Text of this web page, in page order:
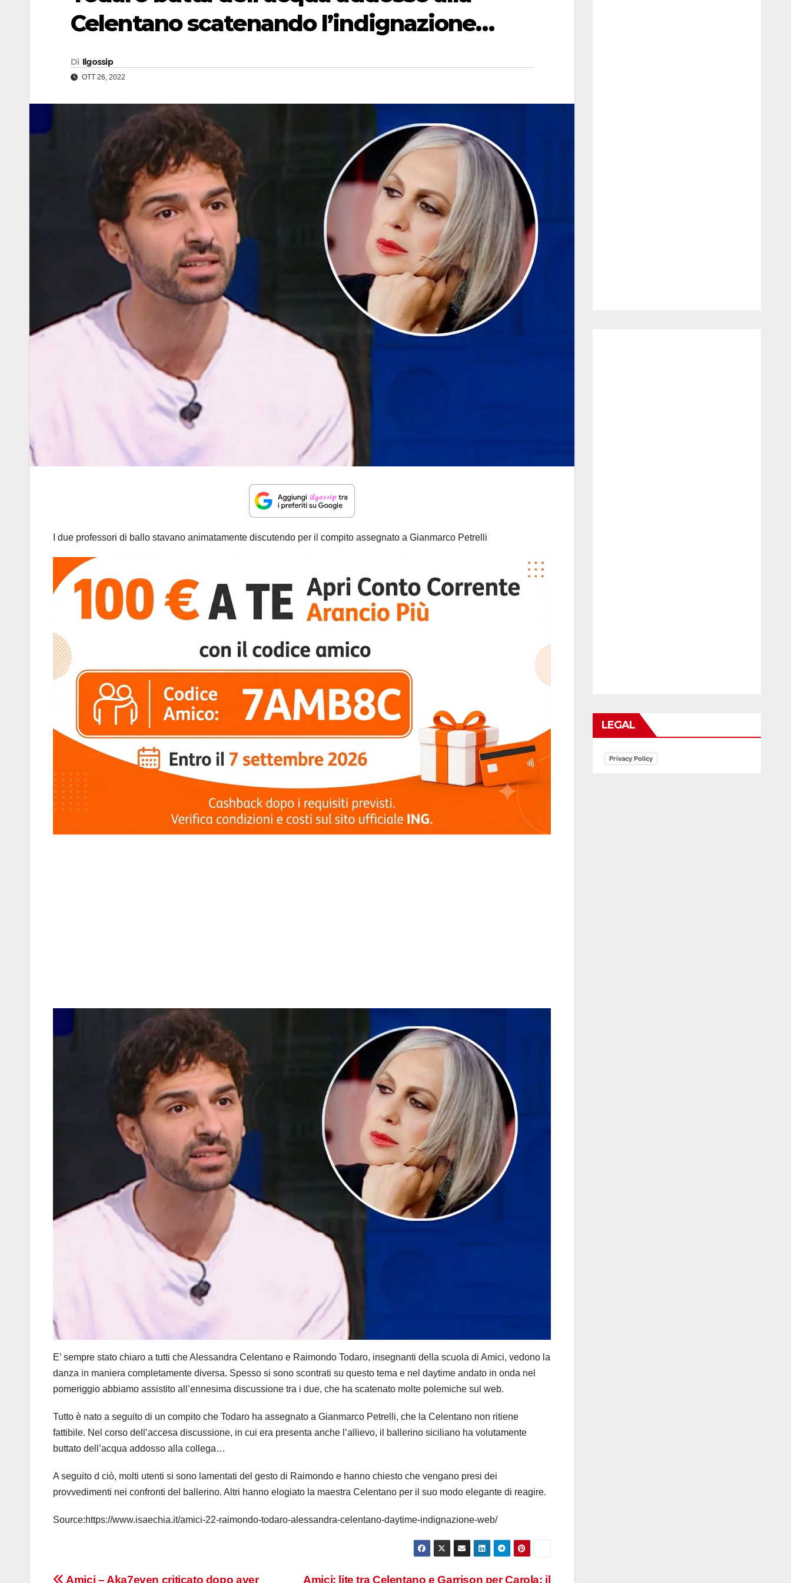
Celentano scatenando l’indignazione…
Di Ilgossip
OTT 26, 2022
I due professori di ballo stavano animatamente discutendo per il compito assegnato a Gianmarco Petrelli
E’ sempre stato chiaro a tutti che Alessandra Celentano e Raimondo Todaro, insegnanti della scuola di Amici, vedono la
danza in maniera completamente diversa. Spesso si sono scontrati su questo tema e nel daytime andato in onda nel
pomeriggio abbiamo assistito all’ennesima discussione tra i due, che ha scatenato molte polemiche sul web.
Tutto è nato a seguito di un compito che Todaro ha assegnato a Gianmarco Petrelli, che la Celentano non ritiene
fattibile. Nel corso dell’accesa discussione, in cui era presenta anche l’allievo, il ballerino siciliano ha volutamente
buttato dell’acqua addosso alla collega…
A seguito d ciò, molti utenti si sono lamentati del gesto di Raimondo e hanno chiesto che vengano presi dei
provvedimenti nei confronti del ballerino. Altri hanno elogiato la maestra Celentano per il suo modo elegante di reagire.
Source:https://www.isaechia.it/amici-22-raimondo-todaro-alessandra-celentano-daytime-indignazione-web/
Amici: lite tra Celentano e Garrison per Carola: il
Amici – Aka7even criticato dopo aver
LEGAL
Privacy Policy